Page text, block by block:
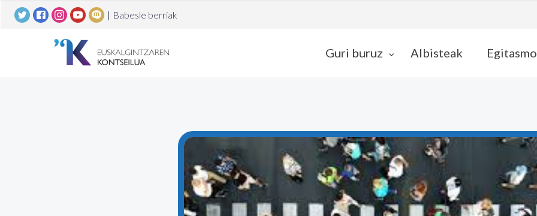
| Babesle berriak
Guri buruz Albisteak